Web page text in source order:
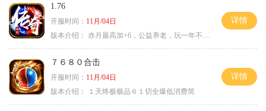
1.76
开服时间： 11月/04日
版本介绍： 赤月最高加+6，公益养老，玩一年不腻，屠龙
详情
７６８０合击
开服时间： 11月/04日
版本介绍：
１天终极极品６１切全爆低消费简
详情